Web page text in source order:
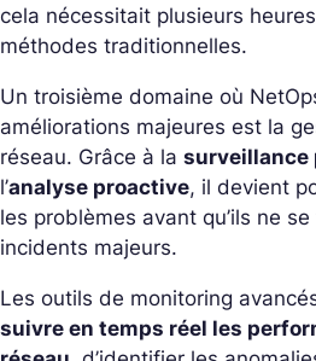
cela nécessitait plusieurs
méthodes traditionnelles.
Un troisième domaine où
améliorations majeures est la
réseau. Grâce à la surveillance
l’analyse proactive, il devient
les problèmes avant qu’ils ne
incidents majeurs.
Les outils de monitoring
suivre en temps réel les